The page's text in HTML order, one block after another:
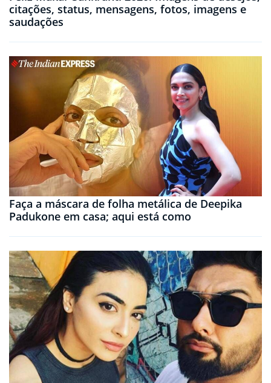
citações, status, mensagens, fotos, imagens e
saudações
Faça a máscara de folha metálica de Deepika
Padukone em casa; aqui está como